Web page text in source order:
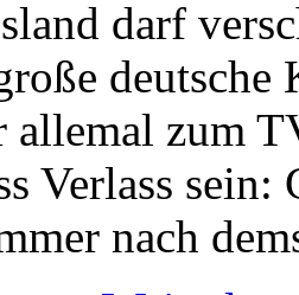
darf
zum
Verlass
nach